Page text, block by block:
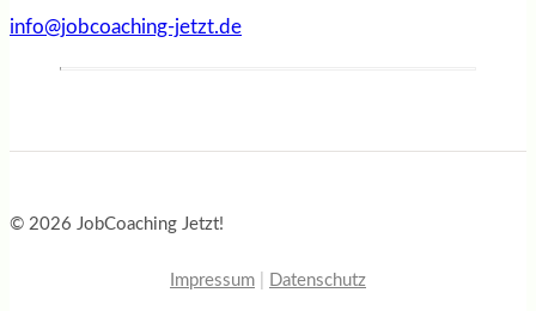
info@jobcoaching-jetzt.de
© 2026 JobCoaching Jetzt!
Impressum Datenschutz